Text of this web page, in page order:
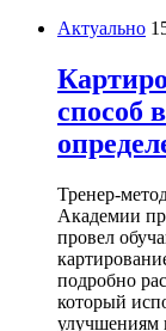
Актуально
способ
Тренер-
Академии
провел
подробно
который
улучшениям